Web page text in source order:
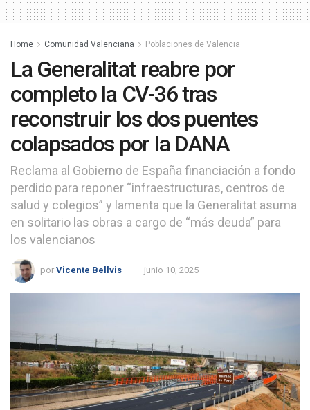
Home Comunidad Valenciana Poblaciones de Valencia
La Generalitat reabre por
completo la CV-36 tras
reconstruir los dos puentes
colapsados por la DANA
Reclama al Gobierno de España financiación a fondo
perdido para reponer “infraestructuras, centros de
salud y colegios” y lamenta que la Generalitat asuma
en solitario las obras a cargo de “más deuda” para
los valencianos
por Vicente Bellvis junio 10, 2025